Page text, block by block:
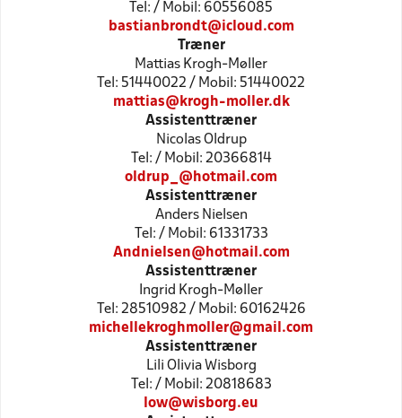
Tel: / Mobil: 60556085
bastianbrondt@icloud.com
Træner
Mattias Krogh-Møller
Tel: 51440022 / Mobil: 51440022
mattias@krogh-moller.dk
Assistenttræner
Nicolas Oldrup
Tel: / Mobil: 20366814
oldrup_@hotmail.com
Assistenttræner
Anders Nielsen
Tel: / Mobil: 61331733
Andnielsen@hotmail.com
Assistenttræner
Ingrid Krogh-Møller
Tel: 28510982 / Mobil: 60162426
michellekroghmoller@gmail.com
Assistenttræner
Lili Olivia Wisborg
Tel: / Mobil: 20818683
low@wisborg.eu